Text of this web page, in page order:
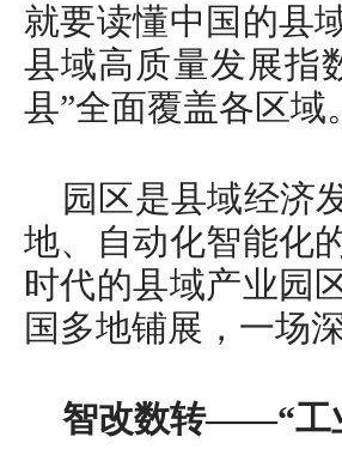
就要读懂中国的县
县域高质量发展指
县”全面覆盖各区域。
园区是县域经济
地、自动化智能化
时代的县域产业园
国多地铺展，一场
智改数转——“工